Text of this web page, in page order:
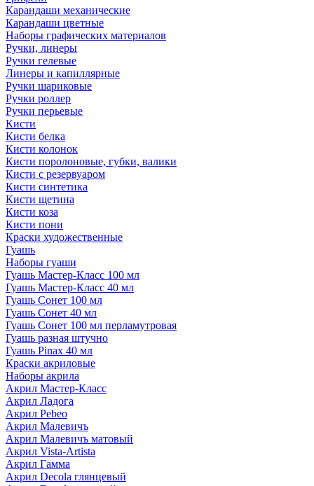
Карандаши механические
Карандаши цветные
Наборы графических материалов
Ручки, линеры
Ручки гелевые
Линеры и капиллярные
Ручки шариковые
Ручки роллер
Ручки перьевые
Кисти
Кисти белка
Кисти колонок
Кисти поролоновые, губки, валики
Кисти с резервуаром
Кисти синтетика
Кисти щетина
Кисти коза
Кисти пони
Краски художественные
Гуашь
Наборы гуаши
Гуашь Мастер-Класс 100 мл
Гуашь Мастер-Класс 40 мл
Гуашь Сонет 100 мл
Гуашь Сонет 40 мл
Гуашь Сонет 100 мл перламутровая
Гуашь разная штучно
Гуашь Pinax 40 мл
Краски акриловые
Наборы акрила
Акрил Мастер-Класс
Акрил Ладога
Акрил Pebeo
Акрил Малевичъ
Акрил Малевичъ матовый
Акрил Vista-Artista
Акрил Гамма
Акрил Decola глянцевый